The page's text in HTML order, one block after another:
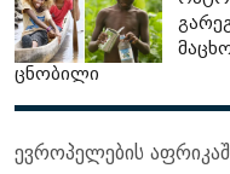
ცნობილი
ევროპელების